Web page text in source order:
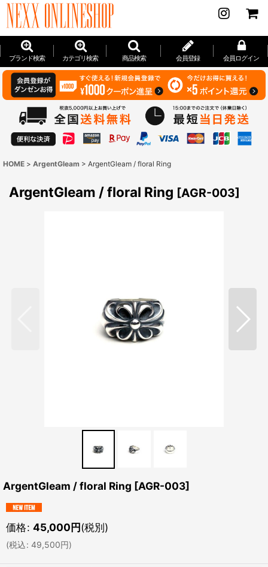
ブランド検索 カテゴリ検索 商品検索 会員登録 会員ログイン
HOME > ArgentGleam > ArgentGleam / floral Ring
ArgentGleam / floral Ring [AGR-003]
ArgentGleam / floral Ring [AGR-003]
価格: 45,000円(税別)
(税込: 49,500円)